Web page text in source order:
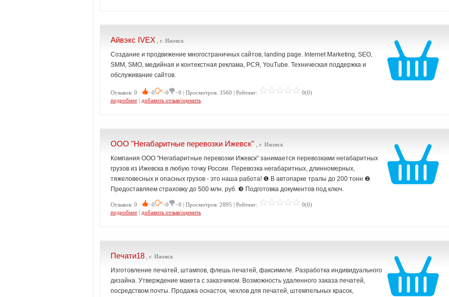
Айвэкс IVEX , г. Ижевск
Создание и продвижение многостраничных сайтов, landing page. Internet Marketing, SEO,
SMM, SMO, медийная и контекстная реклама, РСЯ, YouTube. Техническая поддержка и
обслуживание сайтов.
Отзывов: 0 −0 −0 −0 | Просмотров: 3560 | Рейтинг:
0(0)
подробнее| добавить отзыв/оценить
ООО "Негабаритные перевозки Ижевск" , г. Ижевск
Компания ООО "Негабаритные перевозки Ижевск" занимается перевозками негабаритных
грузов из Ижевска в любую точку России. Перевозка негабаритных, длинномерных,
тяжеловесных и опасных грузов - это наша работа! ❶ В автопарке тралы до 200 тонн ❷
Предоставляем страховку до 500 млн. руб. ❸ Подготовка документов под ключ.
Отзывов: 0 −0 −0 −0 | Просмотров: 2895 | Рейтинг:
0(0)
подробнее| добавить отзыв/оценить
Печати18, г. Ижевск
Изготовление печатей, штампов, флешь печатей, факсимиле. Разработка индивидуального
дизайна. Утверждение макета с заказчиком. Возможность удаленного заказа печатей,
посредством почты. Продажа оснасток, чехлов для печатей, штемпельных красок,